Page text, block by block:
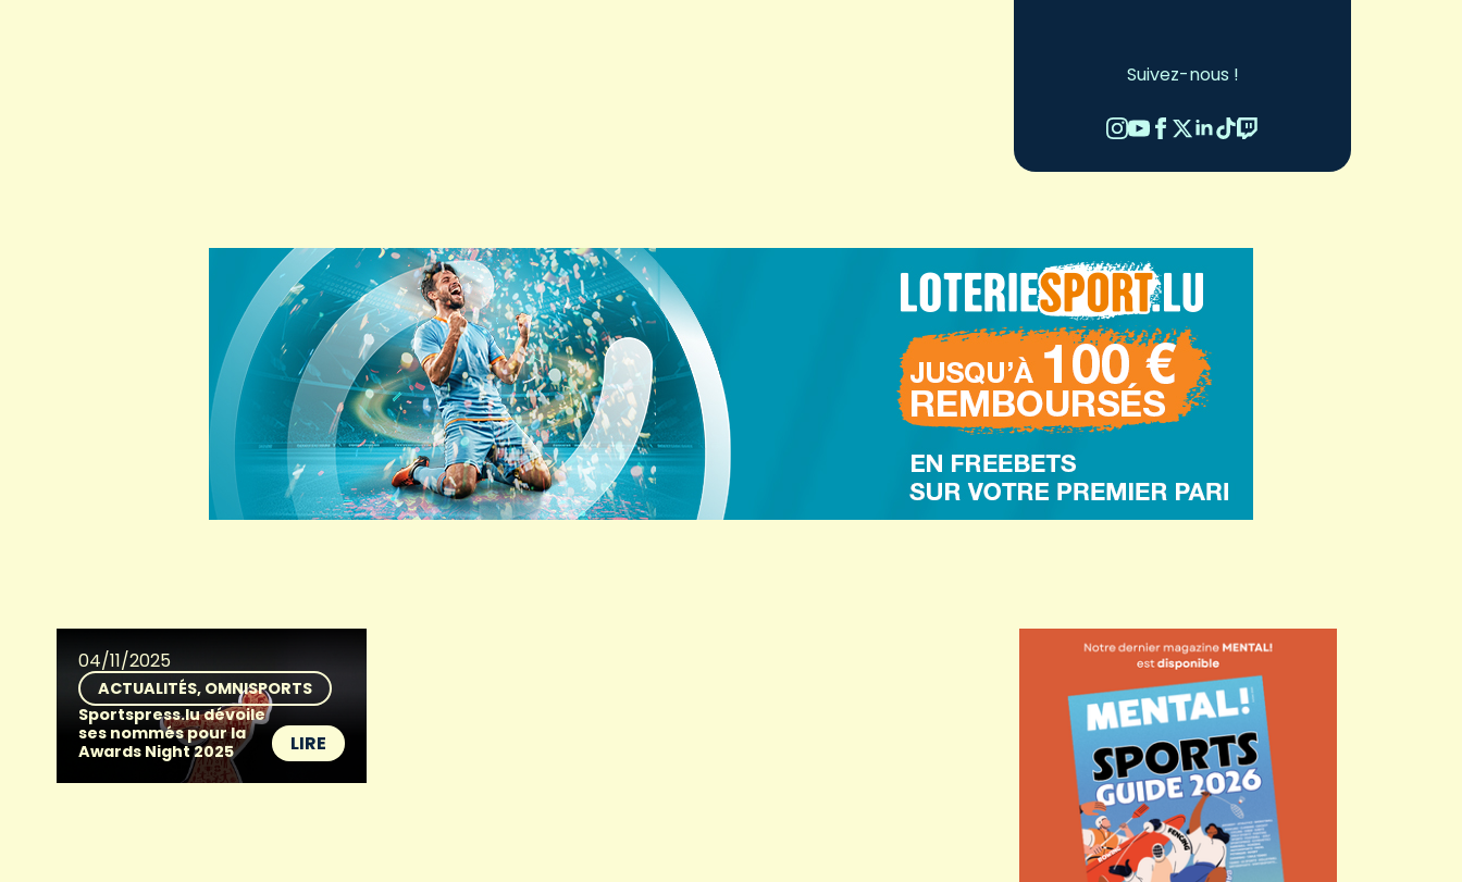
Suivez-nous !
04/11/2025
ACTUALITÉS OMNISPORTS
Sportspress.lu dévoile
ses nommés pour la
Awards Night 2025
LIRE